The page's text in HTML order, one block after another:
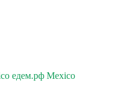
едем.рф Mexico